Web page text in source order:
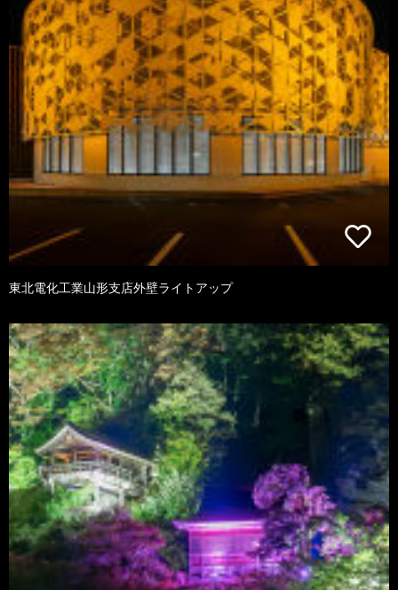
東北電化工業山形支店外壁ライトアップ